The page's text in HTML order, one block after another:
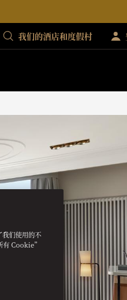
我们的酒店和度假村
们使用的不
有 Cookie”